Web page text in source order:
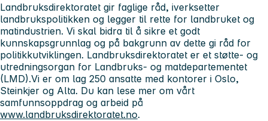
Landbruksdirektoratet gir faglige råd, iverksetter
landbrukspolitikken og legger til rette for landbruket og
matindustrien. Vi skal bidra til å sikre et godt
kunnskapsgrunnlag og på bakgrunn av dette gi råd for
politikkutviklingen. Landbruksdirektoratet er et støtte- og
utredningsorgan for Landbruks- og matdepartementet
(LMD).Vi er om lag 250 ansatte med kontorer i Oslo,
Steinkjer og Alta. Du kan lese mer om vårt
samfunnsoppdrag og arbeid på
www.landbruksdirektoratet.no.